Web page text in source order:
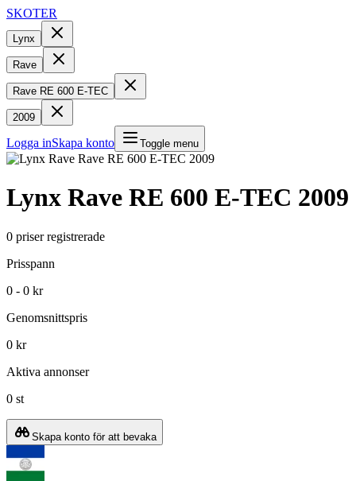
SKOTER
Lynx
Rave
Rave RE 600 E-TEC
2009
Logga inSkapa konto Toggle menu
Lynx Rave RE 600 E-TEC 2009
0 priser registrerade
Prisspann
0 - 0 kr
Genomsnittspris
0 kr
Aktiva annonser
0 st
Skapa konto för att bevaka